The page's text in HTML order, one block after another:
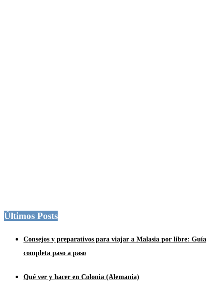
Últimos Posts
Consejos y preparativos para viajar a Malasia por libre: Guía
completa paso a paso
Qué ver y hacer en Colonia (Alemania)